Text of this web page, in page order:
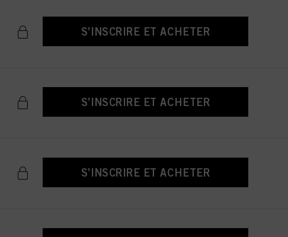
S’INSCRIRE ET ACHETER
S’INSCRIRE ET ACHETER
S’INSCRIRE ET ACHETER